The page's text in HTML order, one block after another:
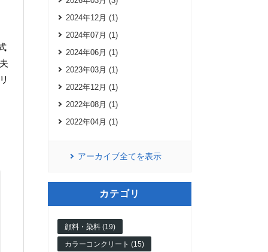
2024年12月 (1)
2024年07月 (1)
2024年06月 (1)
2023年03月 (1)
2022年12月 (1)
2022年08月 (1)
2022年04月 (1)
アーカイブ全てを表示
カテゴリ
顔料・染料 (19)
カラーコンクリート (15)